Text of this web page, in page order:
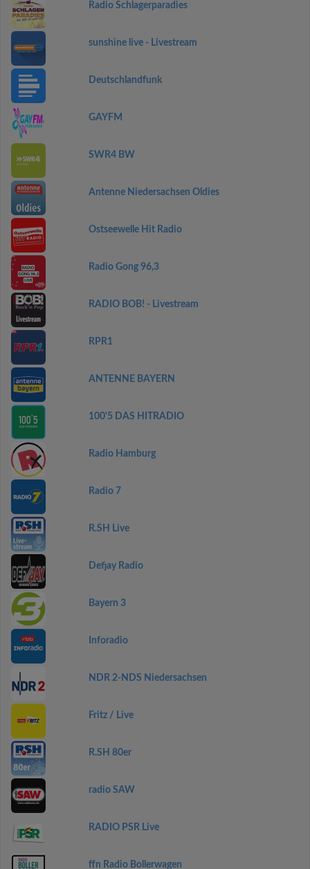
Radio Schlagerparadies
sunshine live - Livestream
Deutschlandfunk
GAYFM
SWR4 BW
Antenne Niedersachsen Oldies
Ostseewelle Hit Radio
Radio Gong 96,3
RADIO BOB! - Livestream
RPR1
ANTENNE BAYERN
100'5 DAS HITRADIO
Radio Hamburg
Radio 7
R.SH Live
Defjay Radio
Bayern 3
Inforadio
NDR 2-NDS Niedersachsen
Fritz / Live
R.SH 80er
radio SAW
RADIO PSR Live
ffn Radio Bollerwagen